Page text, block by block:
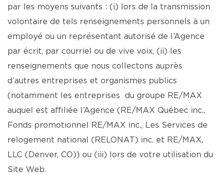
par les moyens suivants : (i) lors de la transmission
volontaire de tels renseignements personnels à un
employé ou un représentant autorisé de l’Agence
par écrit, par courriel ou de vive voix, (ii) les
renseignements que nous collectons auprès
d’autres entreprises et organismes publics
(notamment les entreprises du groupe RE/MAX
auquel est affiliée l’Agence (RE/MAX Québec inc.,
Fonds promotionnel RE/MAX inc., Les Services de
relogement national (RELONAT) inc. et RE/MAX,
LLC (Denver, CO)) ou (iii) lors de votre utilisation du
Site Web.